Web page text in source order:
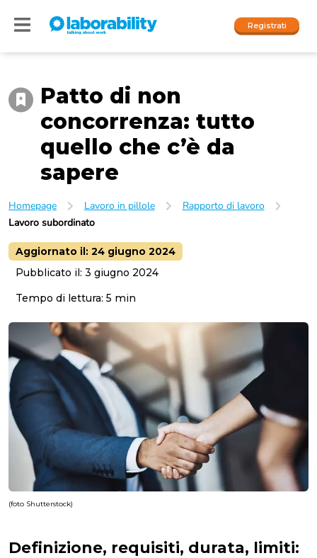
Registrati
I nostri social
Accedi
People
Company
Patto di non
concorrenza: tutto
quello che c’è da
sapere
Homepage Lavoro in pillole
Rapporto di lavoro
Lavoro subordinato
Aggiornato il: 24 giugno 2024
Pubblicato il: 3 giugno 2024
Tempo di lettura: 5 min
(foto Shutterstock)
Definizione, requisiti, durata, limiti: